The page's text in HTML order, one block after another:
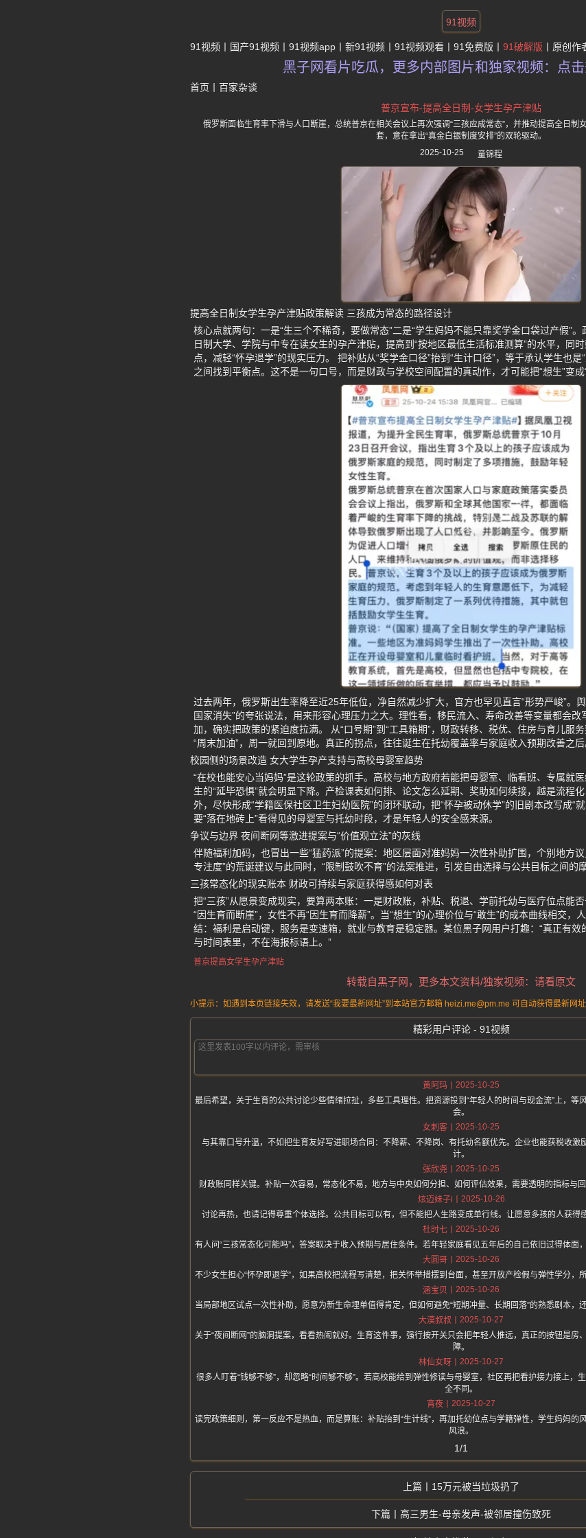
91视频
91视频 国产91视频 91视频app 新91视频 91视频观看 91免费版 91破解版 原创作
黑子网看片吃瓜，更多内部图片和独家视频：点
首页 百家杂谈
普京宣布-提高全日制-女学生孕产津贴
俄罗斯面临生育率下滑与人口断崖，总统普京在相关会议上再次强调“三孩应成常态”，并推动提高全日制
套，意在拿出“真金白银制度安排”的双轮驱动。
2025-10-25
童锦程
提高全日制女学生孕产津贴政策解读 三孩成为常态的路径设计
核心点就两句：一是“生三个不稀奇，要做常态”二是“学生妈妈不能只靠奖学金口袋过产假”
日制大学、学院与中专在读女生的孕产津贴，提高到“按地区最低生活标准测算”的水平，同
点，减轻“怀孕退学”的现实压力。 把补贴从“奖学金口径”抬到“生计口径”，等于承认学生也
之间找到平衡点。这不是一句口号，而是财政与学校空间配置的真动作，才可能把“想生”变成“
过去两年，俄罗斯出生率降至近25年低位，净自然减少扩大，官方也罕见直言“形势严峻”。
国家消失”的夸张说法，用来形容心理压力之大。理性看，移民流入、寿命改善等变量都会改
加，确实把政策的紧迫度拉满。 从“口号期”到“工具箱期”，财政转移、税优、住房与育儿服
“周末加油”，周一就回到原地。真正的拐点，往往诞生在托幼覆盖率与家庭收入预期改善之后
校园侧的场景改造 女大学生孕产支持与高校母婴室趋势
“在校也能安心当妈妈”是这轮政策的抓手。高校与地方政府若能把母婴室、临看班、专属就
生的“延毕恐惧”就会明显下降。产检课表如何排、论文怎么延期、奖助如何续接，越是流程
外，尽快形成“学籍医保社区卫生妇幼医院”的闭环联动，把“怀孕被动休学”的旧剧本改写成“
要“落在地砖上”看得见的母婴室与托幼时段，才是年轻人的安全感来源。
争议与边界 夜间断网等激进提案与“价值观立法”的灰线
伴随福利加码，也冒出一些“猛药派”的提案：地区层面对准妈妈一次性补助扩围，个别地方
专注度”的荒诞建议与此同时，“限制鼓吹不育”的法案推进，引发自由选择与公共目标之间的摩
三孩常态化的现实账本 财政可持续与家庭获得感如何对表
把“三孩”从愿景变成现实，要算两本账：一是财政账，补贴、税退、学前托幼与医疗位点能
“因生育而断崖”，女性不再“因生育而降薪”。当“想生”的心理价位与“敢生”的成本曲线相交，
结：福利是启动键，服务是变速箱，就业与教育是稳定器。某位黑子网用户打趣：“真正有
与时间表里，不在海报标语上。”
普京提高女学生孕产津贴
转载自黑子网，更多本文资料/独家视频：请看原文
小提示：如遇到本页链接失效，请发送“我要最新网址”到本站官方邮箱 heizi.me@pm.me 可自动获得最新网
精彩用户评论 - 91视频
黄阿玛
2025-10-25
最后希望，关于生育的公共讨论少些情绪拉扯，多些工具理性。把资源投到“年轻人的时间与现金流”上，等
会。
女刺客
2025-10-25
与其靠口号升温，不如把生育友好写进职场合同：不降薪、不降岗、有托幼名额优先。企业也能获税收激
计。
张欣尧
2025-10-25
财政账同样关键。补贴一次容易，常态化不易，地方与中央如何分担、如何评估效果，需要透明的指标与回
炫迈妹子i
2025-10-26
讨论再热，也请记得尊重个体选择。公共目标可以有，但不能把人生路变成单行线。让愿意多孩的人获得
杜时七
2025-10-26
有人问“三孩常态化可能吗”，答案取决于收入预期与居住条件。若年轻家庭看见五年后的自己依旧过得体面
大圆哥
2025-10-26
不少女生担心“怀孕即退学”，如果高校把流程写清楚，把关怀举措摆到台面，甚至开放产检假与弹性学分，
涵宝贝
2025-10-26
当局部地区试点一次性补助，愿意为新生命埋单值得肯定，但如何避免“短期冲量、长期回落”的熟悉剧本，
大漠叔叔
2025-10-27
关于“夜间断网”的脑洞提案，看看热闹就好。生育这件事，强行按开关只会把年轻人推远，真正的按钮是房
障。
林仙女呀
2025-10-27
很多人盯着“钱够不够”，却忽略“时间够不够”。若高校能给到弹性修读与母婴室，社区再把看护接力接上，
全不同。
宵夜
2025-10-27
读完政策细则，第一反应不是热血，而是算账：补贴抬到“生计线”，再加托幼位点与学籍弹性，学生妈妈的
风浪。
1/1
15万元被当垃圾扔了
高三男生-母亲发声-被邻居撞伤致死